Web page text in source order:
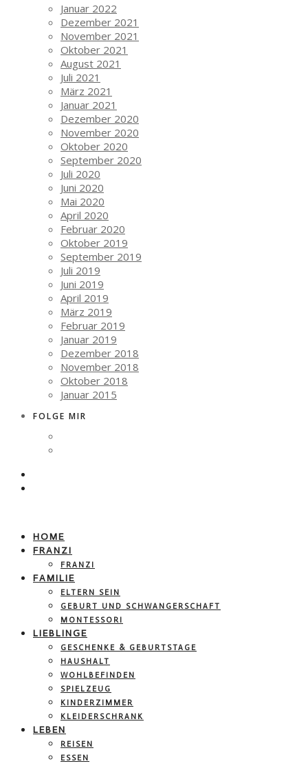
Januar 2022
Dezember 2021
November 2021
Oktober 2021
August 2021
Juli 2021
März 2021
Januar 2021
Dezember 2020
November 2020
Oktober 2020
September 2020
Juli 2020
Juni 2020
Mai 2020
April 2020
Februar 2020
Oktober 2019
September 2019
Juli 2019
Juni 2019
April 2019
März 2019
Februar 2019
Januar 2019
Dezember 2018
November 2018
Oktober 2018
Januar 2015
FOLGE MIR
HOME
FRANZI
FRANZI
FAMILIE
ELTERN SEIN
GEBURT UND SCHWANGERSCHAFT
MONTESSORI
LIEBLINGE
GESCHENKE & GEBURTSTAGE
HAUSHALT
WOHLBEFINDEN
SPIELZEUG
KINDERZIMMER
KLEIDERSCHRANK
LEBEN
REISEN
ESSEN